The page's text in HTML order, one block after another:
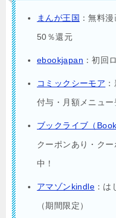
まんが王国 ：無料
50％還元
ebookjapan ：初回
コミックシーモア
付与・月額メニュ
ブックライブ（
クーポンあり・ク
中！
アマゾンkindle ：
（期間限定）